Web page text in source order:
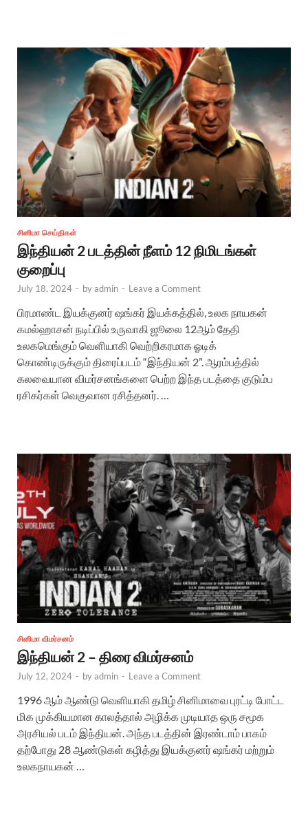
சினிமா செய்திகள்
இந்தியன் 2 படத்தின் நீளம் 12 நிமிடங்கள்
குறைப்பு
July 18, 2024 - byadmin - Leave a Comment
பிரமாண்ட இயக்குனர் ஷங்கர் இயக்கத்தில், உலக நாயகன்
கமல்ஹாசன் நடிப்பில் உருவாகி ஜூலை 12ஆம் தேதி
உலகமெங்கும் வெளியாகி வெற்றிகரமாக ஓடிக்
கொண்டிருக்கும் திரைப்படம் “இந்தியன் 2”. ஆரம்பத்தில்
கலவையான விமர்சனங்களை பெற்ற இந்த படத்தை குடும்ப
ரசிகர்கள் வெகுவான ரசித்தனர். …
சினிமா விமர்சனம்
இந்தியன் 2 – திரை விமர்சனம்
July 12, 2024 - byadmin - Leave a Comment
1996 ஆம் ஆண்டு வெளியாகி தமிழ் சினிமாவை புரட்டி போட்ட
மிக முக்கியமான காலத்தால் அழிக்க முடியாத ஒரு சமூக
அரசியல் படம் இந்தியன். அந்த படத்தின் இரண்டாம் பாகம்
தற்போது 28 ஆண்டுகள் கழித்து இயக்குனர் ஷங்கர் மற்றும்
உலகநாயகன் …